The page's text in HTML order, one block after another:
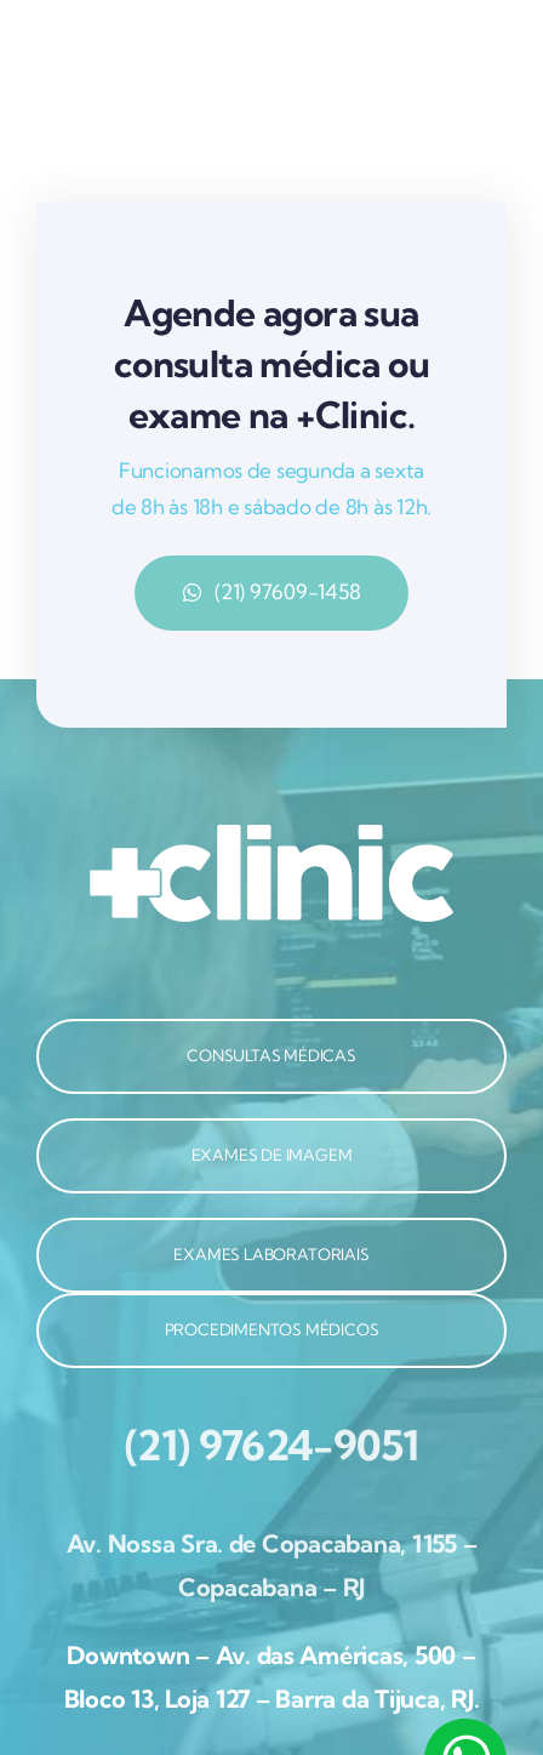
Agende agora sua
consulta médica ou
exame na +Clinic.
Funcionamos de segunda a sexta
de 8h às 18h e sábado de 8h às 12h.
(21) 97609-1458
CONSULTAS MÉDICAS
EXAMES DE IMAGEM
EXAMES LABORATORIAIS
PROCEDIMENTOS MÉDICOS
(21) 97624-9051
Av. Nossa Sra. de Copacabana, 1155 –
Copacabana – RJ
Downtown – Av. das Américas, 500 –
Bloco 13, Loja 127 – Barra da Tijuca, RJ.